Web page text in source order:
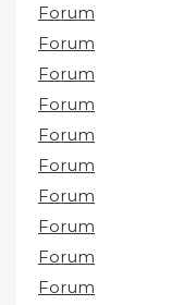
Forum
Forum
Forum
Forum
Forum
Forum
Forum
Forum
Forum
Forum